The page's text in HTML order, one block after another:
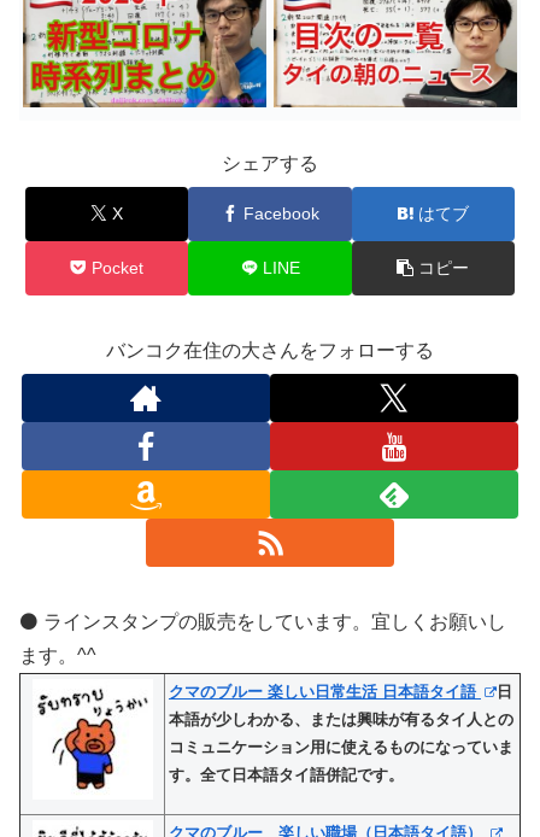
シェアする
X Facebook はてブ
Pocket LINE コピー
バンコク在住の大さんをフォローする
⚫️ ラインスタンプの販売をしています。宜しくお願いし
ます。^^
クマのブルー 楽しい日常生活 日本語タイ語
日
本語が少しわかる、または興味が有るタイ人との
コミュニケーション用に使えるものになっていま
す。全て日本語タイ語併記です。
クマのブルー 楽しい職場（日本語タイ語）